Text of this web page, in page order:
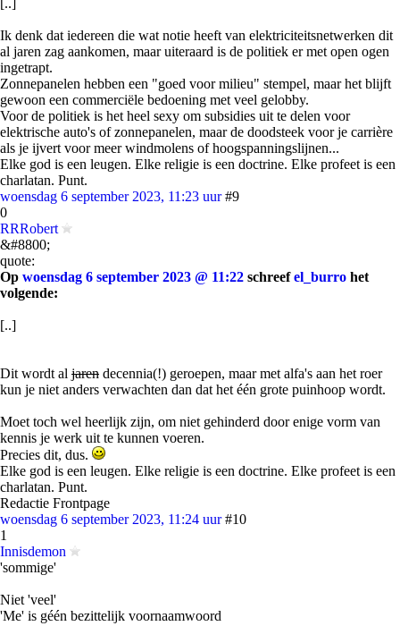
[..]
Ik denk dat iedereen die wat notie heeft van elektriciteitsnetwerken dit
al jaren zag aankomen, maar uiteraard is de politiek er met open ogen
ingetrapt.
Zonnepanelen hebben een "goed voor milieu" stempel, maar het blijft
gewoon een commerciële bedoening met veel gelobby.
Voor de politiek is het heel sexy om subsidies uit te delen voor
elektrische auto's of zonnepanelen, maar de doodsteek voor je carrière
als je ijvert voor meer windmolens of hoogspanningslijnen...
Elke god is een leugen. Elke religie is een doctrine. Elke profeet is een
charlatan. Punt.
woensdag 6 september 2023, 11:23 uur #9
0
RRRobert
&#8800;
quote:
Op woensdag 6 september 2023 @ 11:22 schreefel_burro het
volgende:
[..]
Dit wordt al jaren decennia(!) geroepen, maar met alfa's aan het roer
kun je niet anders verwachten dan dat het één grote puinhoop wordt.
Moet toch wel heerlijk zijn, om niet gehinderd door enige vorm van
kennis je werk uit te kunnen voeren.
Precies dit, dus.
Elke god is een leugen. Elke religie is een doctrine. Elke profeet is een
charlatan. Punt.
Redactie Frontpage
woensdag 6 september 2023, 11:24 uur #10
1
Innisdemon
'sommige'
Niet 'veel'
'Me' is géén bezittelijk voornaamwoord